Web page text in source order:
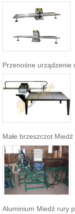
Przenośne urządzenie
Małe brzeszczot
Aluminium Miedź rury